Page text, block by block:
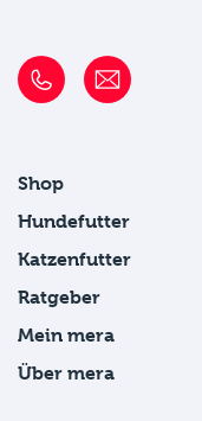
Shop
Hundefutter
Katzenfutter
Ratgeber
Mein mera
Über mera